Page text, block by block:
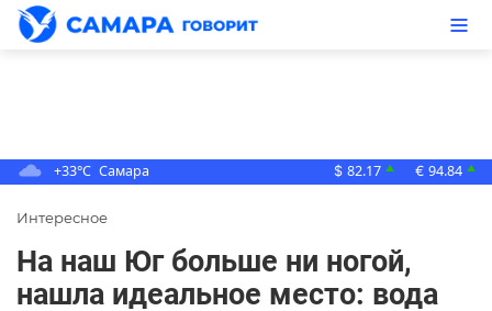
+33°C Самара $ 82.17 ▲ € 94.84 ▲
Интересное
На наш Юг больше ни ногой,
нашла идеальное место: вода